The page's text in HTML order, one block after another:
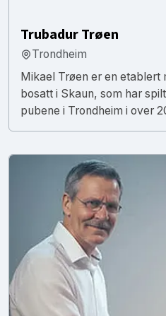
Trubadur Trøen
Trondheim
Mikael Trøen er en etablert
bosatt i Skaun, som har
pubene i Trondheim i over